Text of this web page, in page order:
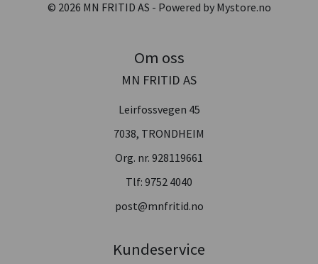
© 2026 MN FRITID AS - Powered by Mystore.no
Om oss
MN FRITID AS
Leirfossvegen 45
7038, TRONDHEIM
Org. nr. 928119661
Tlf: 9752 4040
post@mnfritid.no
Kundeservice